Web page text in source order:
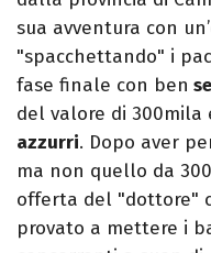
sua avventura con un’
"spacchettando" i
fase finale con ben
del valore di 300mila
azzurri. Dopo aver
ma non quello da
offerta del "dottore"
provato a mettere i